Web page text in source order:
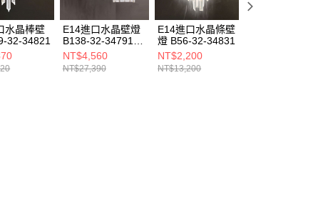
水晶棒壁
32-34821
E14進口水晶壁燈
B138-32-34791
34792
NT$4,560
NT$27,390
E14進口水晶條壁
燈 B56-32-34831
NT$2,200
NT$13,200